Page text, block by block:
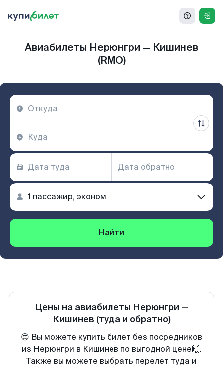
Авиабилеты Нерюнгри — Кишинев
(RMO)
Найти
Цены на авиабилеты Нерюнгри —
Кишинев (туда и обратно)
😍 Вы можете купить билет без посредников
из Нерюнгри в Кишинев по выгодной цене🙌.
Также вы можете выбрать перелет туда и